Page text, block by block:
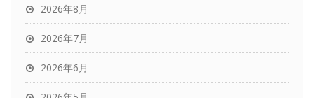
2026年8月
2026年7月
2026年6月